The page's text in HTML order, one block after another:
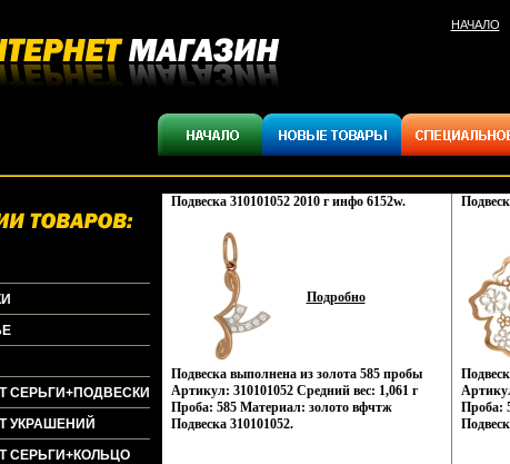
НАЧАЛО
СЕРЬГИ+ПОДВЕСКИ
УКРАШЕНИЙ
СЕРЬГИ+КОЛЬЦО
Подвеска 310101052 2010 г инфо 6152w.
Подробно
Подвеска выполнена из золота 585 пробы
Артикул: 310101052 Средний вес: 1,061 г
Проба: 585 Материал: золото вфчтж
Подвеска 310101052.
Проба: